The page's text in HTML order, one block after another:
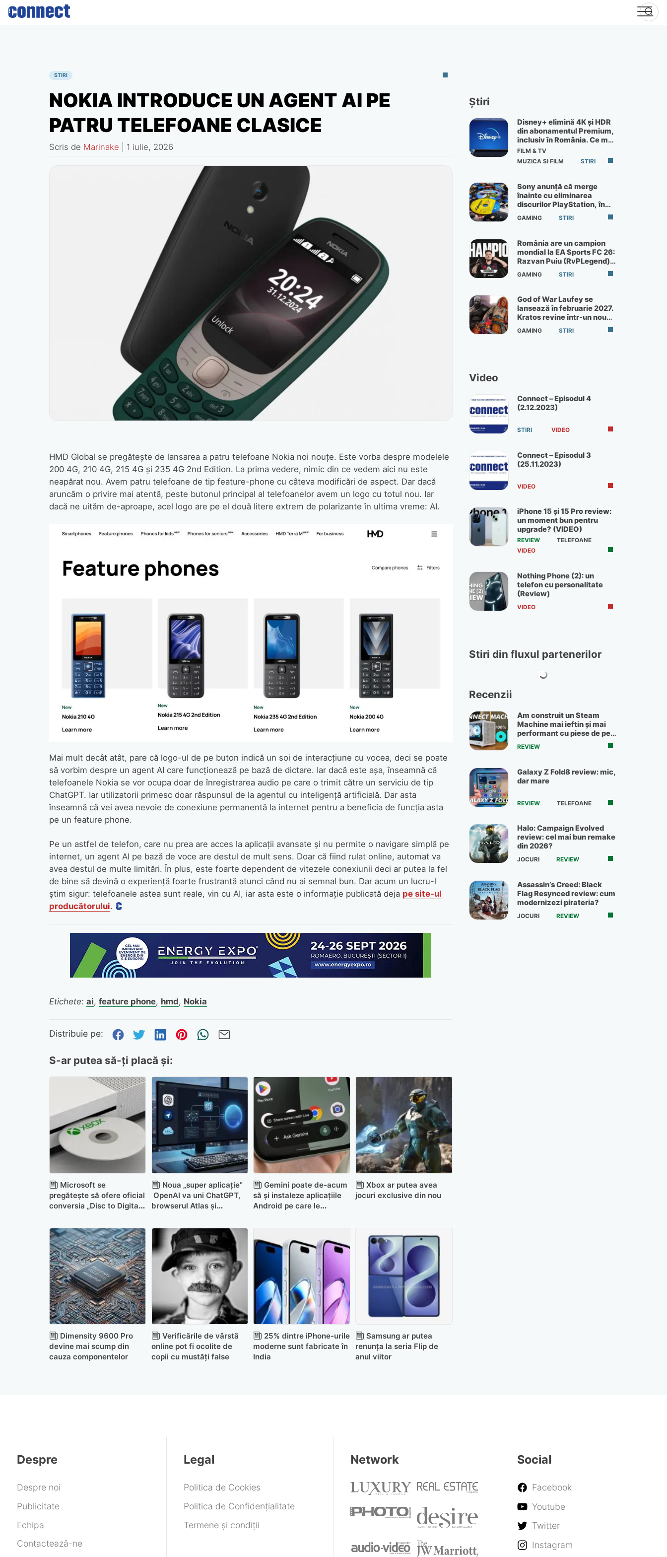
Skip
STIRI
NOKIA INTRODUCE UN AGENT AI PE
PATRU TELEFOANE CLASICE
Scris de Marinake 1 iulie, 2026
HMD Global se pregătește de lansarea a patru telefoane Nokia noi nouțe. Este vorba despre modelele
200 4G, 210 4G, 215 4G și 235 4G 2nd Edition. La prima vedere, nimic din ce vedem aici nu este
neapărat nou. Avem patru telefoane de tip feature-phone cu câteva modificări de aspect. Dar dacă
aruncăm o privire mai atentă, peste butonul principal al telefoanelor avem un logo cu totul nou. Iar
dacă ne uităm de-aproape, acel logo are pe el două litere extrem de polarizante în ultima vreme: AI.
Mai mult decât atât, pare că logo-ul de pe buton indică un soi de interacțiune cu vocea, deci se poate
să vorbim despre un agent AI care funcționează pe bază de dictare. Iar dacă este așa, înseamnă că
telefoanele Nokia se vor ocupa doar de înregistrarea audio pe care o trimit către un serviciu de tip
ChatGPT. Iar utilizatorii primesc doar răspunsul de la agentul cu inteligență artificială. Dar asta
înseamnă că vei avea nevoie de conexiune permanentă la internet pentru a beneficia de funcția asta
pe un feature phone.
Pe un astfel de telefon, care nu prea are acces la aplicații avansate și nu permite o navigare simplă pe
internet, un agent AI pe bază de voce are destul de mult sens. Doar că fiind rulat online, automat va
avea destul de multe limitări. În plus, este foarte dependent de vitezele conexiunii deci ar putea la fel
de bine să devină o experiență foarte frustrantă atunci când nu ai semnal bun. Dar acum un lucru-l
știm sigur: telefoanele astea sunt reale, vin cu AI, iar asta este o informație publicată deja pe site-ul
producătorului.
Etichete: ai, feature phone, hmd, Nokia
Distribuie pe: Distribuie pe Facebook
Distribuie pe Twitter
Distribuie pe LinkedIn
Distribuie pe Pinterest
Trimite prin whatsapp
S-ar putea să-ți placă și:
Microsoft se
pregătește să ofere oficial
conversia „Disc to Digital”
Noua „super aplicație”
OpenAI va uni ChatGPT,
browserul Atlas și
Codex
Gemini poate de-acum
să și instaleze aplicațiile
Android pe care le
Xbox ar putea avea
jocuri exclusive din nou
Dimensity 9600 Pro
devine mai scump din
cauza componentelor
Verificările de vârstă
online pot fi ocolite de
copii cu mustăți false
25% dintre iPhone-urile
moderne sunt fabricate în
India
Samsung ar putea
renunța la seria Flip de
anul viitor
Știri
Disney+ elimină 4K și HDR
din abonamentul Premium,
inclusiv în România. Ce mai
primești de 60 lei pe lună
FILM & TV
MUZICA SI FILM
STIRI
Sony anunță că merge
înainte cu eliminarea
discurilor PlayStation, în
ciuda protestelor
GAMING STIRI
România are un campion
mondial la EA Sports FC 26:
Razvan Puiu (RvPLegend)
câștigă turneul de la Paris
GAMING STIRI
God of War Laufey se
lansează în februarie 2027.
Kratos revine într-un nou
God of War
GAMING STIRI
Video
Connect – Episodul 4
(2.12.2023)
STIRI VIDEO
Connect – Episodul 3
(25.11.2023)
VIDEO
iPhone 15 și 15 Pro review:
un moment bun pentru
upgrade? (VIDEO)
REVIEW
TELEFOANE
VIDEO
Nothing Phone (2): un
telefon cu personalitate
(Review)
VIDEO
Stiri din fluxul partenerilor
Recenzii
Am construit un Steam
Machine mai ieftin și mai
performant cu piese de pe
OLX
REVIEW
Galaxy Z Fold8 review: mic,
dar mare
REVIEW TELEFOANE
Halo: Campaign Evolved
review: cel mai bun remake
din 2026?
JOCURI REVIEW
Assassin’s Creed: Black
Flag Resynced review: cum
modernizezi pirateria?
JOCURI REVIEW
Despre
Despre noi
Publicitate
Echipa
Contactează-ne
Legal
Politica de Cookies
Politica de Confidențialitate
Termene și condiții
Network Social
Facebook
Youtube
Twitter
Instagram